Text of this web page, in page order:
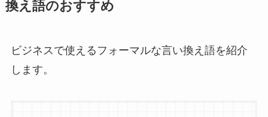
換え語のおすすめ
ビジネスで使えるフォーマルな言い換え語を紹介
します。